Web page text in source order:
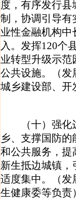
度，有序发行
制，协调引导有
业性金融机构
入。发挥120个
业转型升级示
公共设施。（发
城乡建设部、开
（十）强化边
乡、支撑国防
和公共服务，提
新生抵边城镇
适度集中。（发
生健康委等负责）